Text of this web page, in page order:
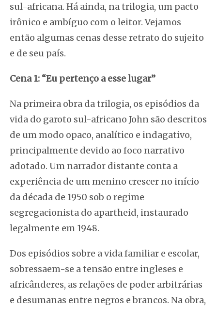
sul-africana. Há ainda, na trilogia, um pacto
irônico e ambíguo com o leitor. Vejamos
então algumas cenas desse retrato do sujeito
e de seu país.
Cena 1: “Eu pertenço a esse lugar”
Na primeira obra da trilogia, os episódios da
vida do garoto sul-africano John são descritos
de um modo opaco, analítico e indagativo,
principalmente devido ao foco narrativo
adotado. Um narrador distante conta a
experiência de um menino crescer no início
da década de 1950 sob o regime
segregacionista do apartheid, instaurado
legalmente em 1948.
Dos episódios sobre a vida familiar e escolar,
sobressaem-se a tensão entre ingleses e
africânderes, as relações de poder arbitrárias
e desumanas entre negros e brancos. Na obra,